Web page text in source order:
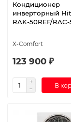
Кондиционер
инверторный
RAK-50REF/
X-Comfort
123 900 ₽
В